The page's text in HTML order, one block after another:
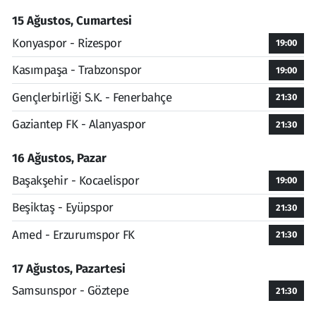
15 Ağustos, Cumartesi
Konyaspor - Rizespor
19:00
Kasımpaşa - Trabzonspor 19:00
Gençlerbirliği S.K. - Fenerbahçe 21:30
Gaziantep FK - Alanyaspor 21:30
16 Ağustos, Pazar
Başakşehir - Kocaelispor
19:00
Beşiktaş - Eyüpspor 21:30
Amed - Erzurumspor FK 21:30
17 Ağustos, Pazartesi
Samsunspor - Göztepe
21:30